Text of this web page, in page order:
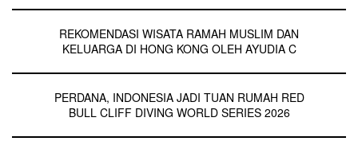
REKOMENDASI WISATA RAMAH MUSLIM DAN
KELUARGA DI HONG KONG OLEH AYUDIA C
PERDANA, INDONESIA JADI TUAN RUMAH RED
BULL CLIFF DIVING WORLD SERIES 2026